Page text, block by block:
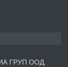
ГРУП ООД.